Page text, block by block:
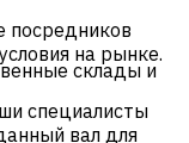
посредников
на рынке.
склады и
специалисты
вал для